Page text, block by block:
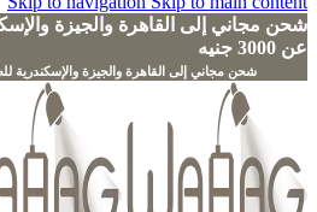
شحن مجاني إلى القاهرة والجيزة
عن 3000 جنيه